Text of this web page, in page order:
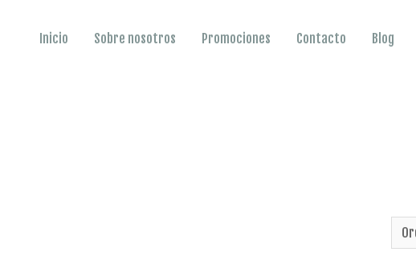
Inicio Sobre nosotros Promociones Contacto Blog